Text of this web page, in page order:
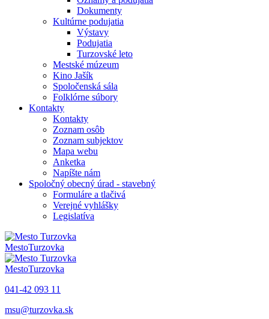
Dokumenty
Kultúrne podujatia
Výstavy
Podujatia
Turzovské leto
Mestské múzeum
Kino Jašík
Spoločenská sála
Folklórne súbory
Kontakty
Kontakty
Zoznam osôb
Zoznam subjektov
Mapa webu
Anketka
Napíšte nám
Spoločný obecný úrad - stavebný
Formuláre a tlačivá
Verejné vyhlášky
Legislatíva
MestoTurzovka
MestoTurzovka
041-42 093 11
msu@turzovka.sk